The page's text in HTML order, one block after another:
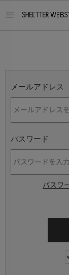
メールアドレス
パスワード
パスワ